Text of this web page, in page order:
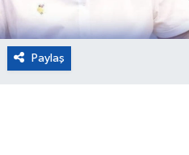
Paylaş
Kültür ve Sanat